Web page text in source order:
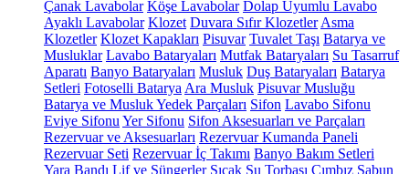
Çanak Lavabolar Köşe Lavabolar Dolap Uyumlu Lavabo
Ayaklı Lavabolar Klozet Duvara Sıfır Klozetler Asma
Klozetler Klozet Kapakları Pisuvar Tuvalet Taşı Batarya ve
Musluklar Lavabo Bataryaları Mutfak Bataryaları Su Tasarruf
Aparatı Banyo Bataryaları Musluk Duş Bataryaları Batarya
Setleri Fotoselli Batarya Ara Musluk Pisuvar Musluğu
Batarya ve Musluk Yedek Parçaları Sifon Lavabo Sifonu
Eviye Sifonu Yer Sifonu Sifon Aksesuarları ve Parçaları
Rezervuar ve Aksesuarları Rezervuar Kumanda Paneli
Rezervuar Seti Rezervuar İç Takımı Banyo Bakım Setleri
Yara Bandı Lif ve Süngerler Sıcak Su Torbası Cımbız Sabun